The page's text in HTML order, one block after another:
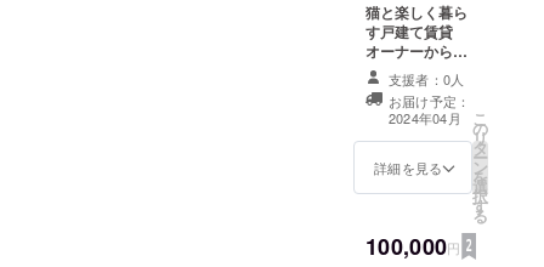
猫と楽しく暮ら
す戸建て賃貸
オーナーから、
ご支援くださっ
た皆様へ心から
のメッセージ
メールをお暮ら
せて頂きます。
支援者：0人
お届け予定：
2024年04月
詳細を見る
こ
の
リ
タ
ー
ン
を
選
択
す
る
100,000円